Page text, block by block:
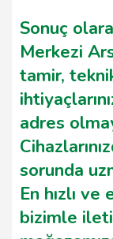
Sonuç
Merkezi
tamir,
adres
sorunda
En hızlı
bizimle